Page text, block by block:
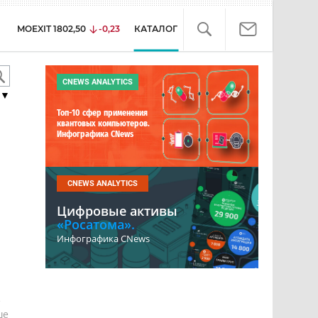
MOEXIT 1802,50 -0,23 КАТАЛОГ
CNEWS ANALYTICS
Топ-10 сфер применения
квантовых компьютеров.
Инфографика CNews
CNEWS ANALYTICS
Цифровые активы
«Росатома».
Инфографика CNews